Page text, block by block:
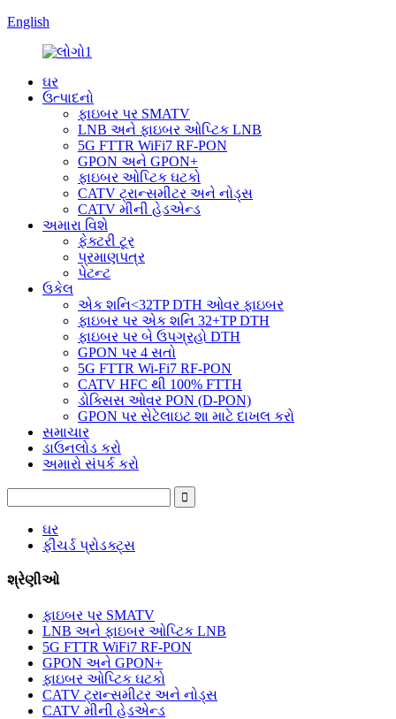
English
ઘર
ઉત્પાદનો
ફાઇબર પર SMATV
LNB અને ફાઇબર ઓપ્ટિક LNB
5G FTTR WiFi7 RF-PON
GPON અને GPON+
ફાઇબર ઓપ્ટિક ઘટકો
CATV ટ્રાન્સમીટર અને નોડ્સ
CATV મીની હેડએન્ડ
અમારા વિશે
ફેક્ટરી ટૂર
પ્રમાણપત્ર
પેટન્ટ
ઉકેલ
એક શનિ<32TP DTH ઓવર ફાઇબર
ફાઇબર પર એક શનિ 32+TP DTH
ફાઇબર પર બે ઉપગ્રહો DTH
GPON પર 4 સતો
5G FTTR Wi-Fi7 RF-PON
CATV HFC થી 100% FTTH
ડોક્સિસ ઓવર PON (D-PON)
GPON પર સેટેલાઇટ શા માટે દાખલ કરો
સમાચાર
ડાઉનલોડ કરો
અમારો સંપર્ક કરો
ઘર
ફીચર્ડ પ્રોડક્ટ્સ
શ્રેણીઓ
ફાઇબર પર SMATV
LNB અને ફાઇબર ઓપ્ટિક LNB
5G FTTR WiFi7 RF-PON
GPON અને GPON+
ફાઇબર ઓપ્ટિક ઘટકો
CATV ટ્રાન્સમીટર અને નોડ્સ
CATV મીની હેડએન્ડ